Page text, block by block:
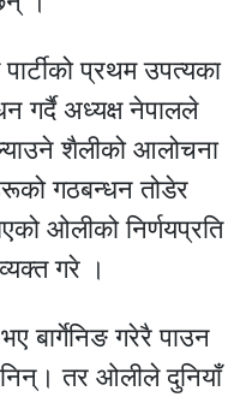
प्रथम उपत्यका
गर्दै अध्यक्ष नेपालले
शैलीको आलोचना
गठबन्धन तोडेर
ओलीको निर्णयप्रति
गरे ।
बार्गेनिङ गरेरै पाउन
तर ओलीले दुनियाँ